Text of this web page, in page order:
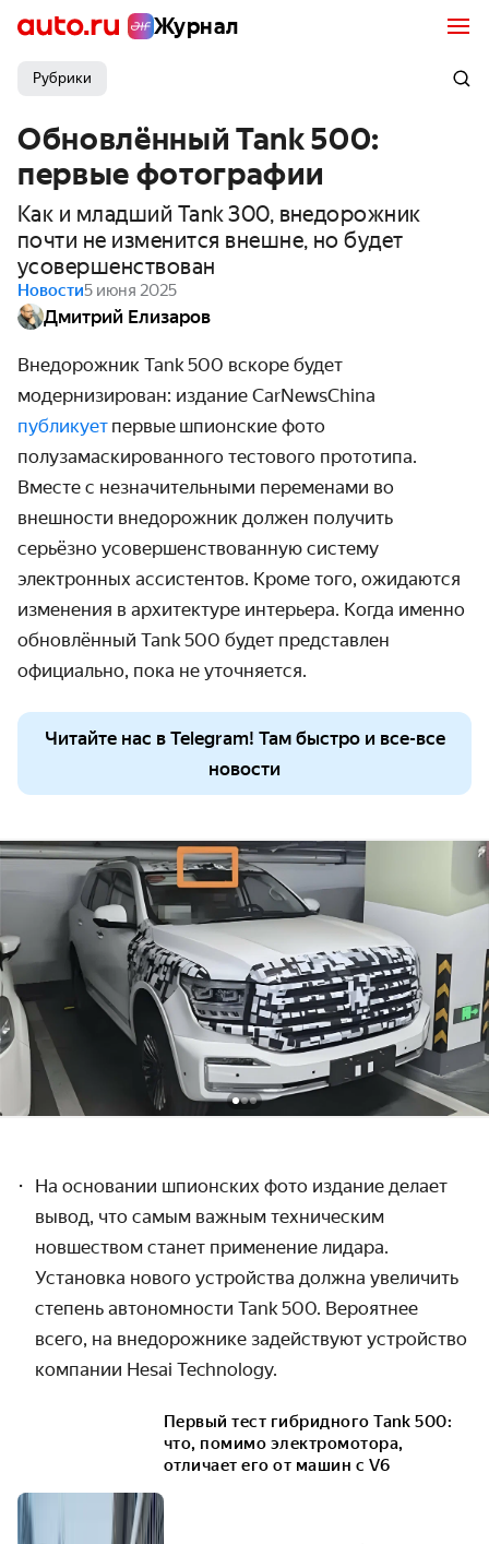
Журнал
Рубрики
Обновлённый Tank 500:
первые фотографии
Как и младший Tank 300, внедорожник
почти не изменится внешне, но будет
усовершенствован
Новости5 июня 2025
Дмитрий Елизаров
Внедорожник Tank 500 вскоре будет
модернизирован: издание CarNewsChina
публикует первые шпионские фото
полузамаскированного тестового прототипа.
Вместе с незначительными переменами во
внешности внедорожник должен получить
серьёзно усовершенствованную систему
электронных ассистентов. Кроме того, ожидаются
изменения в архитектуре интерьера. Когда именно
обновлённый Tank 500 будет представлен
официально, пока не уточняется.
Читайте нас в Telegram! Там быстро и все-все
новости
На основании шпионских фото издание делает
вывод, что самым важным техническим
новшеством станет применение лидара.
Установка нового устройства должна увеличить
степень автономности Tank 500. Вероятнее
всего, на внедорожнике задействуют устройство
компании Hesai Technology.
Первый тест гибридного Tank 500:
что, помимо электромотора,
отличает его от машин c V6